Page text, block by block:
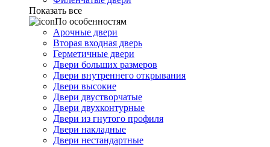
Показать все
По особенностям
Арочные двери
Вторая входная дверь
Герметичные двери
Двери больших размеров
Двери внутреннего открывания
Двери высокие
Двери двустворчатые
Двери двухконтурные
Двери из гнутого профиля
Двери накладные
Двери нестандартные